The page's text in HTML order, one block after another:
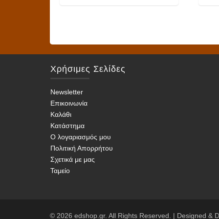
έχει
παραλλαγές.
επιλογές
μπορούν
επιλεγούν
στη
σελίδα
του
έχει
Χρήσιμες Σελίδες
Newsletter
Επικοινωνία
Καλάθι
Κατάστημα
Ο λογαριασμός μου
Πολιτική Απορρήτου
Σχετικά με μας
Ταμείο
© 2026 edshop.gr. All Rights Reserved. | Designed &